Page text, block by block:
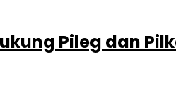
Pileg dan